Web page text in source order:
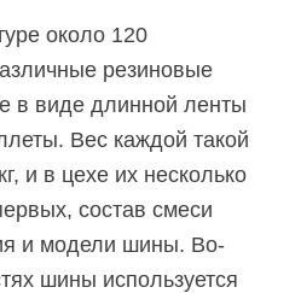
около 120
резиновые
в виде длинной ленты
Вес каждой такой
и в цехе их несколько
состав смеси
и модели шины. Во-
шины используется